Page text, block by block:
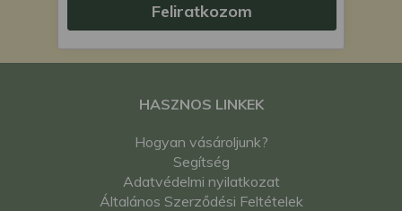
Feliratkozom
HASZNOS LINKEK
Hogyan vásároljunk?
Segítség
Adatvédelmi nyilatkozat
Általános Szerződési Feltételek